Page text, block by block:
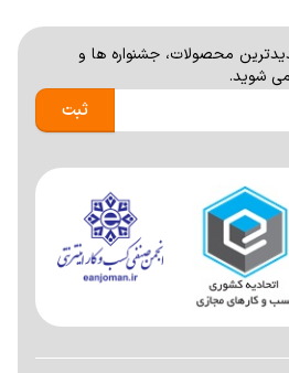
محصولات، جشنواره ها و
شوید.
ثبت